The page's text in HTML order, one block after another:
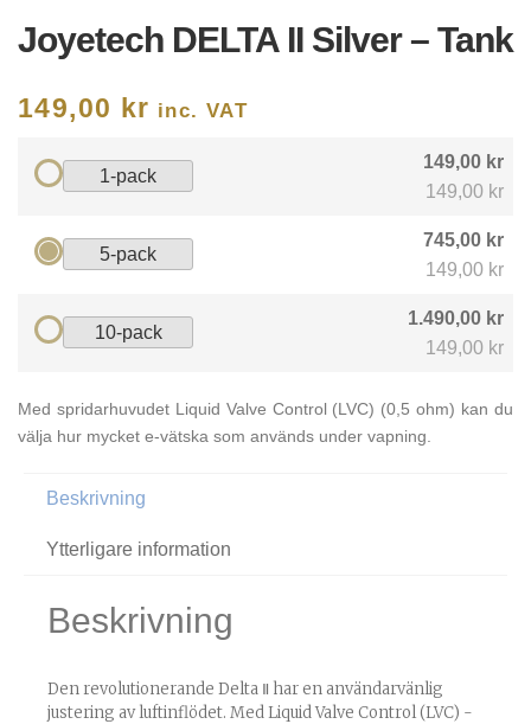
Joyetech DELTA II Silver – Tank
149,00 kr inc. VAT
1-pack
149,00 kr
149,00 kr
5-pack
745,00 kr
149,00 kr
10-pack
1.490,00 kr
149,00 kr
Med spridarhuvudet Liquid Valve Control (LVC) (0,5 ohm) kan du
välja hur mycket e-vätska som används under vapning.
Beskrivning
Ytterligare information
Beskrivning
Den revolutionerande Delta Ⅱ har en användarvänlig
justering av luftinflödet. Med Liquid Valve Control (LVC) -